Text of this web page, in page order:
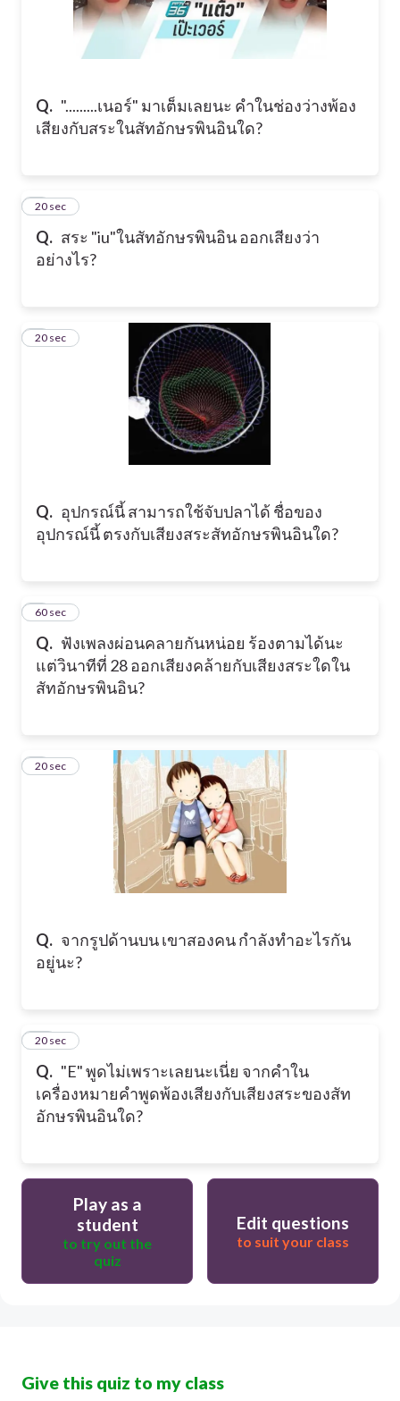
Q. ".........เนอร์" มาเต็มเลยนะ คำในช่องว่างพ้อง
เสียงกับสระในสัทอักษรพินอินใด?
Q. สระ "iu"ในสัทอักษรพินอิน ออกเสียงว่า
อย่างไร?
6
20 sec
Q. อุปกรณ์นี้ สามารถใช้จับปลาได้ ชื่อของ
อุปกรณ์นี้ ตรงกับเสียงสระสัทอักษรพินอินใด?
7
20 sec
Q. ฟังเพลงผ่อนคลายกันหน่อย ร้องตามได้นะ
แต่วินาทีที่ 28 ออกเสียงคล้ายกับเสียงสระใดใน
สัทอักษรพินอิน?
860 sec
Q. จากรูปด้านบน เขาสองคน กำลังทำอะไรกัน
อยู่นะ?
9
20 sec
Q. "E" พูดไม่เพราะเลยนะเนี่ย จากคำใน
เครื่องหมายคำพูดพ้องเสียงกับเสียงสระของสัท
อักษรพินอินใด?
10
20 sec
Play as a
student
to try out the
quiz
Edit questions
to suit your class
Give this quiz to my class